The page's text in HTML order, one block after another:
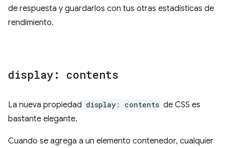
de respuesta y guardarlos con tus otras estadísticas de
rendimiento.
display: contents
La nueva propiedad display: contents de CSS es
bastante elegante.
Cuando se agrega a un elemento contenedor, cualquier